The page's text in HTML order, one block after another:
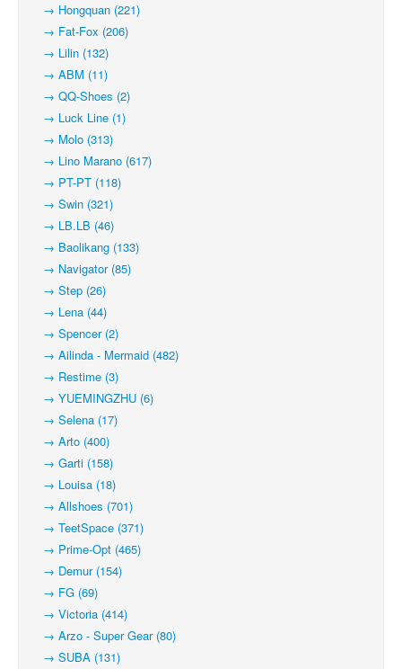
→ Hongquan (221)
→ Fat-Fox (206)
→ Lilin (132)
→ ABM (11)
→ QQ-Shoes (2)
→ Luck Line (1)
→ Molo (313)
→ Lino Marano (617)
→ PT-PT (118)
→ Swin (321)
→ LB.LB (46)
→ Baolikang (133)
→ Navigator (85)
→ Step (26)
→ Lena (44)
→ Spencer (2)
→ Ailinda - Mermaid (482)
→ Restime (3)
→ YUEMINGZHU (6)
→ Selena (17)
→ Arto (400)
→ Garti (158)
→ Louisa (18)
→ Allshoes (701)
→ TeetSpace (371)
→ Prime-Opt (465)
→ Demur (154)
→ FG (69)
→ Victoria (414)
→ Arzo - Super Gear (80)
→ SUBA (131)